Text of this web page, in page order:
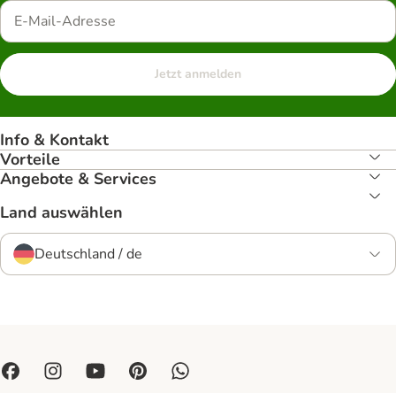
Jetzt anmelden
Info & Kontakt
Vorteile
Angebote & Services
Land auswählen
Deutschland / de